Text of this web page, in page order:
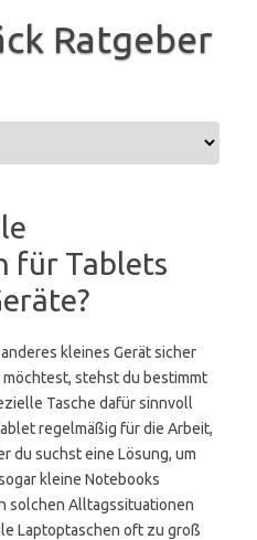
Ratgeber
für Tablets
kleines Gerät sicher
stehst du bestimmt
Tasche dafür sinnvoll
regelmäßig für die Arbeit,
du suchst eine Lösung, um
kleine Notebooks
solchen Alltagssituationen
Laptoptaschen oft zu groß